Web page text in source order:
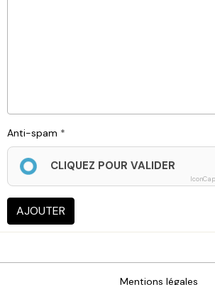
Anti-spam
CLIQUEZ POUR VALIDER
AJOUTER
Mentions légales